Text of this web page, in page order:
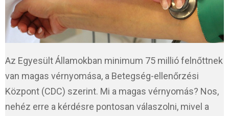
Az Egyesült Államokban minimum 75 millió felnőttnek
van magas vérnyomása, a Betegség-ellenőrzési
Központ (CDC) szerint. Mi a magas vérnyomás? Nos,
nehéz erre a kérdésre pontosan válaszolni, mivel a